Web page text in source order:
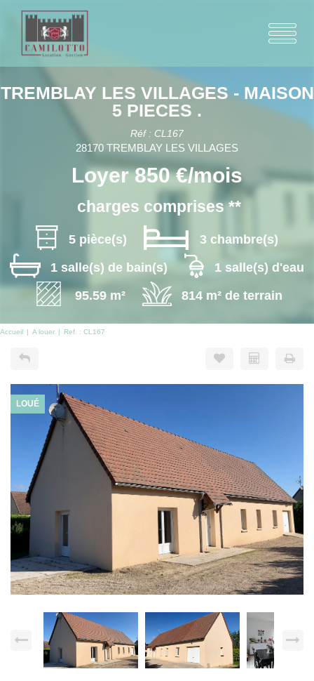
TREMBLAY LES VILLAGES - MAISON
5 PIECES .
Réf : CL167
28170 TREMBLAY LES VILLAGES
Loyer 850 €/mois
charges comprises **
5 pièce(s)
3 chambre(s)
1 salle(s) de bain(s)
1 salle(s) d'eau
95.59 m²
814 m² de terrain
Accueil A louer Ref. : CL167
LOUÉ